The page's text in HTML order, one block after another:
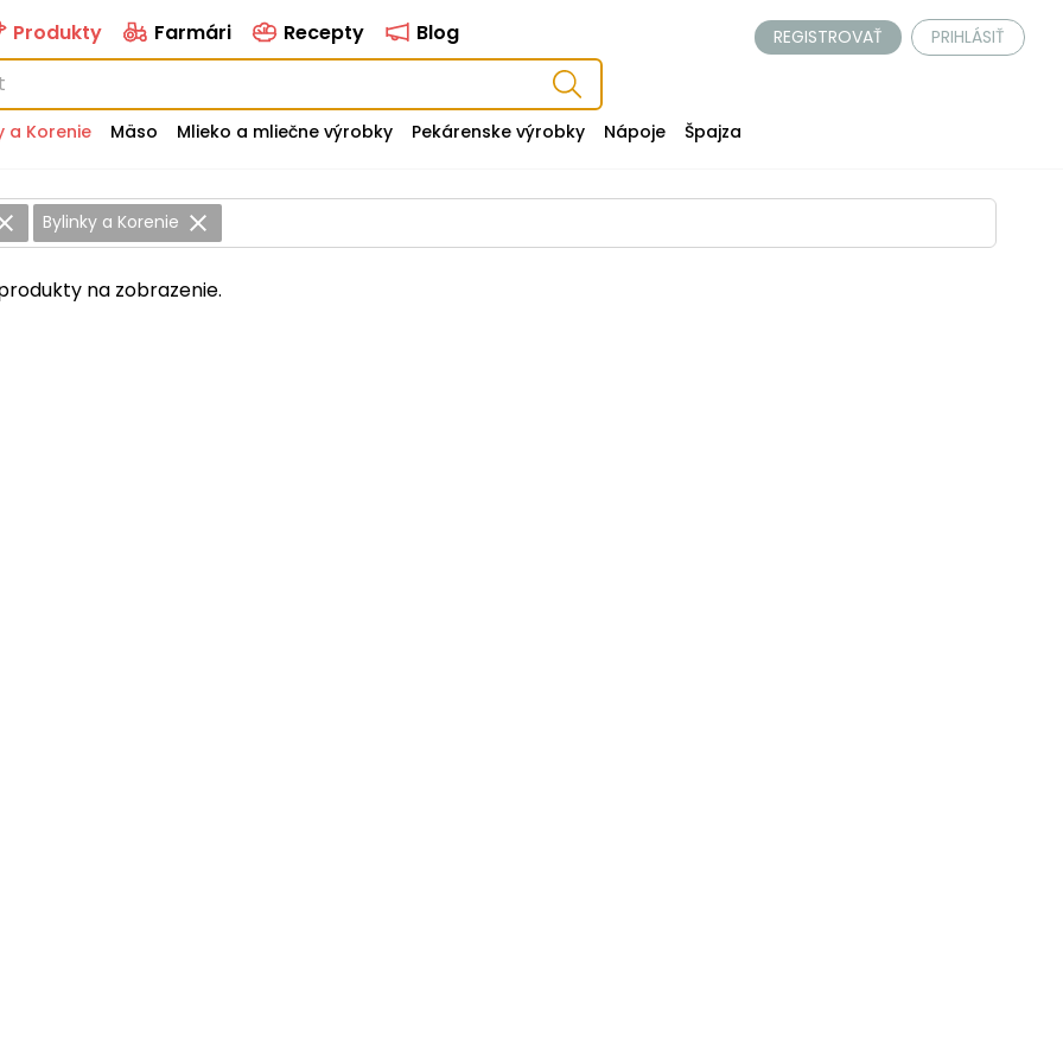
Produkty Farmári Recepty Blog REGISTROVAŤ PRIHLÁSIŤ
a Korenie Mäso Mlieko a mliečne výrobky Pekárenske výrobky Nápoje Špajza
Bylinky a Korenie
na zobrazenie.